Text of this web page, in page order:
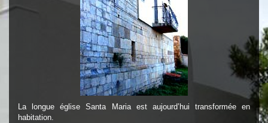
La longue église Santa Maria est aujourd’hui transformée en
habitation.